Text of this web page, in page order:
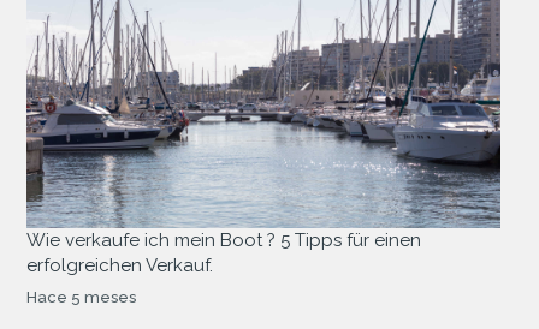
Wie verkaufe ich mein Boot ? 5 Tipps für einen
erfolgreichen Verkauf.
Hace 5 meses